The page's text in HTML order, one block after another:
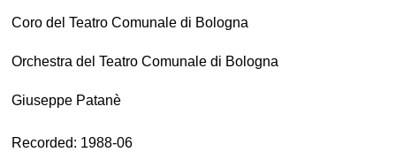
Coro del Teatro Comunale di Bologna
Orchestra del Teatro Comunale di Bologna
Giuseppe Patanè
Recorded: 1988-06